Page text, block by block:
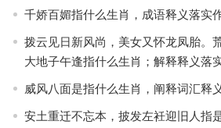
千娇百媚指什么生肖，成语释义落实
拨云见日新风尚，美女又怀龙凤胎。
大地子午逢指什么生肖；解释释义落
威风八面是指什么生肖，阐释词汇释
安土重迁不忘本，披发左衽迎旧人指